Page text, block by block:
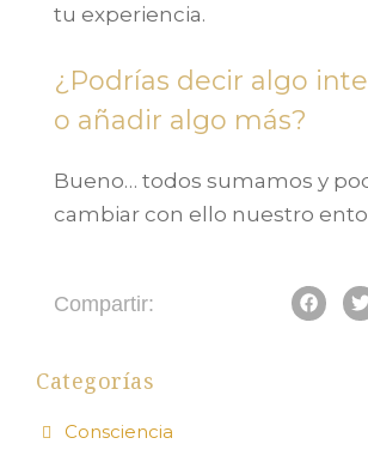
tu experiencia.
¿Podrías decir algo
o añadir algo más?
Bueno… todos sumamos y
cambiar con ello nuestro
Compartir:
Categorías
Consciencia